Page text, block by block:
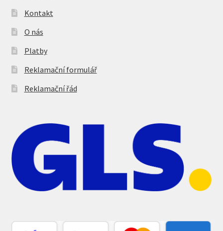
Kontakt
O nás
Platby
Reklamační formulář
Reklamační řád